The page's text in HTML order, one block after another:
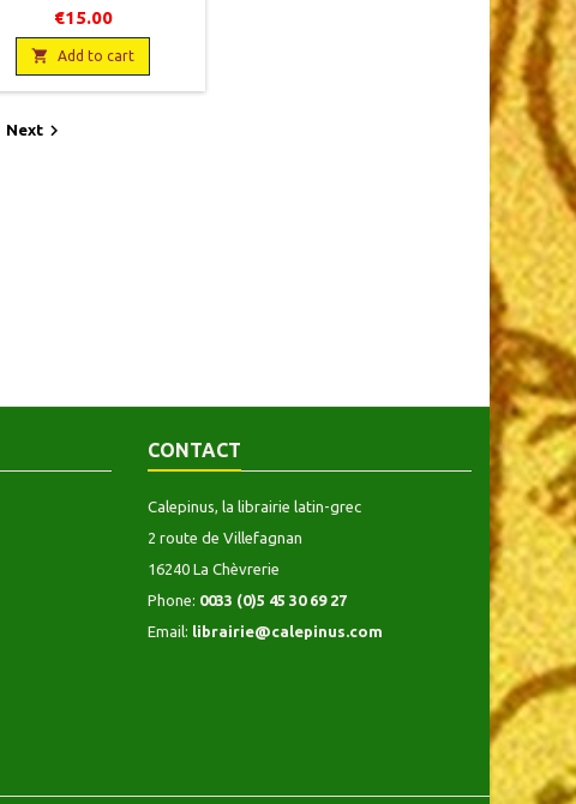
Lettres, 2008, 11 x 18, 177
Neuf.9782251040011
€15.00
 Add to cart
Next 
CONTACT
Calepinus, la librairie latin-grec
2 route de Villefagnan
16240 La Chèvrerie
Phone: 0033 (0)5 45 30 69 27
Email: librairie@calepinus.com